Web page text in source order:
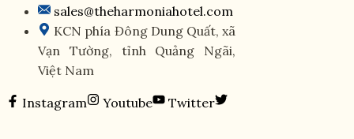
sales@theharmoniahotel.com
KCN phía Đông Dung Quất, xã
Vạn Tường, tỉnh Quảng Ngãi,
Việt Nam
Instagram Youtube Twitter